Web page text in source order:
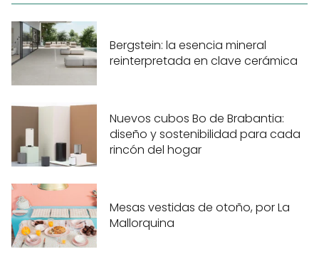
Bergstein: la esencia mineral
reinterpretada en clave cerámica
Nuevos cubos Bo de Brabantia:
diseño y sostenibilidad para cada
rincón del hogar
Mesas vestidas de otoño, por La
Mallorquina